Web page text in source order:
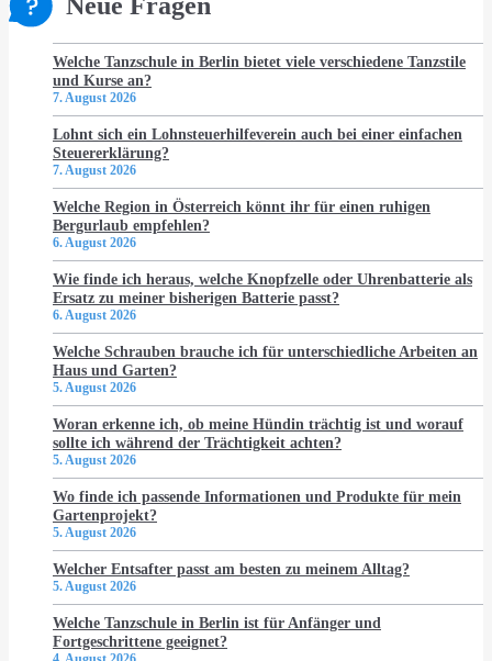
Neue Fragen
Welche Tanzschule in Berlin bietet viele verschiedene Tanzstile
und Kurse an?
7. August 2026
Lohnt sich ein Lohnsteuerhilfeverein auch bei einer einfachen
Steuererklärung?
7. August 2026
Welche Region in Österreich könnt ihr für einen ruhigen
Bergurlaub empfehlen?
6. August 2026
Wie finde ich heraus, welche Knopfzelle oder Uhrenbatterie als
Ersatz zu meiner bisherigen Batterie passt?
6. August 2026
Welche Schrauben brauche ich für unterschiedliche Arbeiten an
Haus und Garten?
5. August 2026
Woran erkenne ich, ob meine Hündin trächtig ist und worauf
sollte ich während der Trächtigkeit achten?
5. August 2026
Wo finde ich passende Informationen und Produkte für mein
Gartenprojekt?
5. August 2026
Welcher Entsafter passt am besten zu meinem Alltag?
5. August 2026
Welche Tanzschule in Berlin ist für Anfänger und
Fortgeschrittene geeignet?